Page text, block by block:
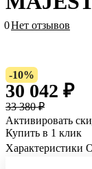
0Нет отзывов
-10%
30 042 ₽
33 380 ₽
Активировать
Купить в 1 клик
Характеристики